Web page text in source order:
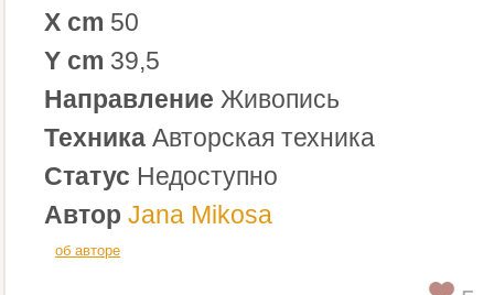
X cm 50
Y cm 39,5
Направление Живопись
Техника Авторская техника
Статус Недоступно
Автор Jana Mikosa
об авторе